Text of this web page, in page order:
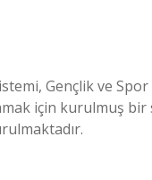
Gençlik ve
için kurulmuş